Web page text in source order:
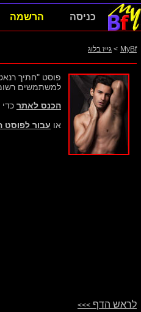
כניסה הרשמה
MyBf
> גייז בלוג
למשתמשים
הכנס לאתר
או עבור לפוסט
לראש הדף >>>